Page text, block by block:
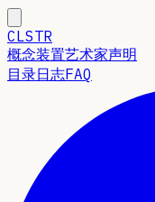
CLSTR
概念装置艺术家声明
目录日志FAQ